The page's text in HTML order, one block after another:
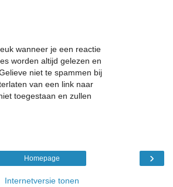
wanneer je een reactie
worden altijd gelezen en
niet te spammen bij
van een link naar
toegestaan en zullen
›
Homepage
Internetversie tonen